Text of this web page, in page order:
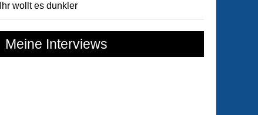
Ihr wollt es dunkler
Meine Interviews